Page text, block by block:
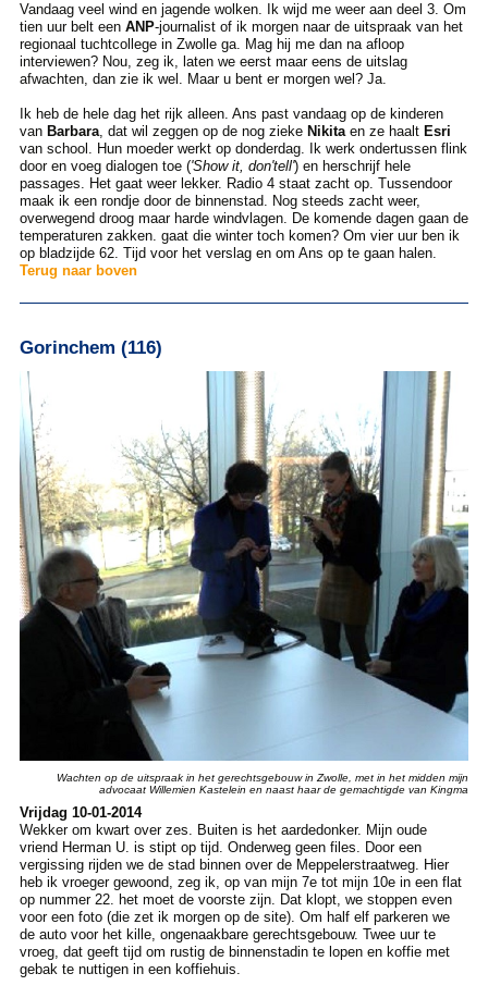
Vandaag veel wind en jagende wolken. Ik wijd me weer aan deel 3. Om
tien uur belt een ANP-journalist of ik morgen naar de uitspraak van het
regionaal tuchtcollege in Zwolle ga. Mag hij me dan na afloop
interviewen? Nou, zeg ik, laten we eerst maar eens de uitslag
afwachten, dan zie ik wel. Maar u bent er morgen wel? Ja.
Ik heb de hele dag het rijk alleen. Ans past vandaag op de kinderen
vanBarbara, dat wil zeggen op de nog zieke Nikitaen ze haalt Esri
van school. Hun moeder werkt op donderdag. Ik werk ondertussen flink
door en voeg dialogen toe ('Show it, don'tell') en herschrijf hele
passages. Het gaat weer lekker. Radio 4 staat zacht op. Tussendoor
maak ik een rondje door de binnenstad. Nog steeds zacht weer,
overwegend droog maar harde windvlagen. De komende dagen gaan de
temperaturen zakken. gaat die winter toch komen? Om vier uur ben ik
op bladzijde 62. Tijd voor het verslag en om Ans op te gaan halen.
Terug naar boven
Gorinchem (116)
Wachten op de uitspraak in het gerechtsgebouw in Zwolle, met in het midden mijn
advocaat Willemien Kastelein en naast haar de gemachtigde van Kingma
Vrijdag 10-01-2014
Wekker om kwart over zes. Buiten is het aardedonker. Mijn oude
vriend Herman U. is stipt op tijd. Onderweg geen files. Door een
vergissing rijden we de stad binnen over de Meppelerstraatweg. Hier
heb ik vroeger gewoond, zeg ik, op van mijn 7e tot mijn 10e in een flat
op nummer 22. het moet de voorste zijn. Dat klopt, we stoppen even
voor een foto (die zet ik morgen op de site). Om half elf parkeren we
de auto voor het kille, ongenaakbare gerechtsgebouw. Twee uur te
vroeg, dat geeft tijd om rustig de binnenstadin te lopen en koffie met
gebak te nuttigen in een koffiehuis.